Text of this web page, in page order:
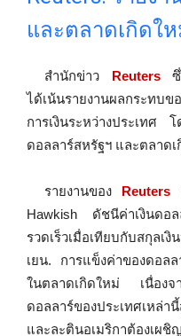
และตลาดเกิดใ
สำนักข่าว Reutersซึ่ง
ได้เน้นรายงานผลกระทบ
การเงินระหว่างประเทศ โ
ดอลลาร์สหรัฐฯ และตลาดเ
รายงานของ Reuters
Hawkish ดัชนีค่าเงินด
รวดเร็วเมื่อเทียบกับสกุล
เยน. การแข็งค่าของดอล
ในตลาดเกิดใหม่ เนื่องจ
ดอลลาร์ของประเทศเหล่า
และละตินอเมริกาต้องเผ